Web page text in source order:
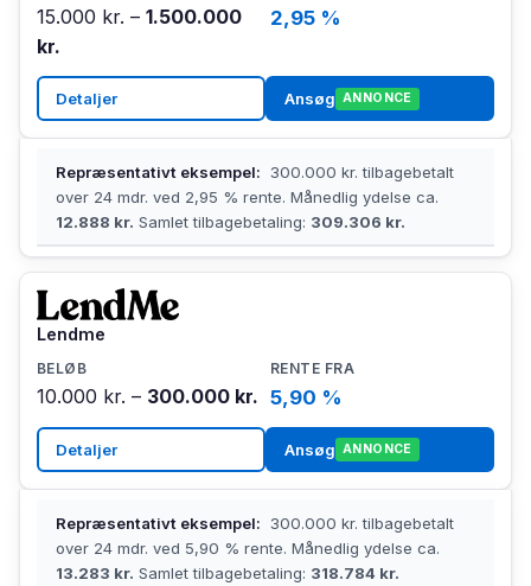
15.000 kr. – 1.500.000
kr.
2,95 %
Detaljer Ansøg ANNONCE
Repræsentativt eksempel: 300.000 kr. tilbagebetalt
over 24 mdr. ved 2,95 % rente. Månedlig ydelse ca.
12.888 kr. Samlet tilbagebetaling: 309.306 kr.
Lendme
10.000 kr. – 300.000 kr. 5,90 %
Detaljer Ansøg ANNONCE
Repræsentativt eksempel: 300.000 kr. tilbagebetalt
over 24 mdr. ved 5,90 % rente. Månedlig ydelse ca.
13.283 kr. Samlet tilbagebetaling: 318.784 kr.